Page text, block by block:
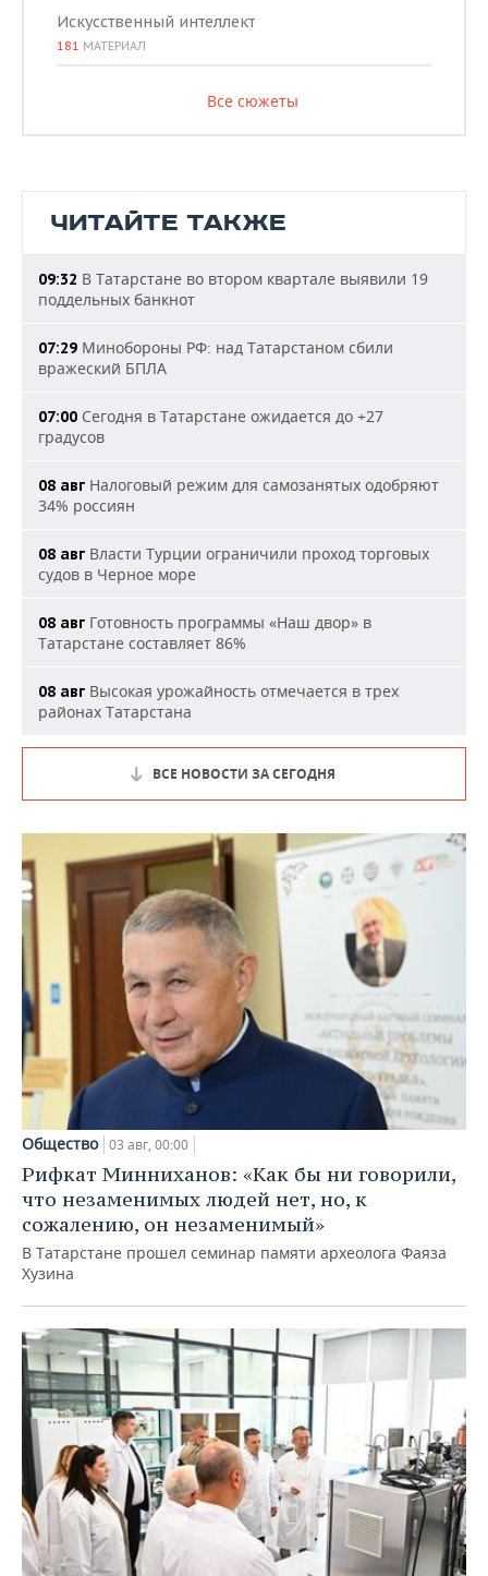
Искусственный интеллект
181 МАТЕРИАЛ
Все сюжеты
ЧИТАЙТЕ ТАКЖЕ
09:32 В Татарстане во втором квартале выявили 19
поддельных банкнот
07:29 Минобороны РФ: над Татарстаном сбили
вражеский БПЛА
07:00 Сегодня в Татарстане ожидается до +27
градусов
08 авг Налоговый режим для самозанятых одобряют
34% россиян
08 авг Власти Турции ограничили проход торговых
судов в Черное море
08 авг Готовность программы «Наш двор» в
Татарстане составляет 86%
08 авг Высокая урожайность отмечается в трех
районах Татарстана
ВСЕ НОВОСТИ ЗА СЕГОДНЯ
Общество 03 авг, 00:00
Рифкат Минниханов: «Как бы ни говорили,
что незаменимых людей нет, но, к
сожалению, он незаменимый»
В Татарстане прошел семинар памяти археолога Фаяза
Хузина